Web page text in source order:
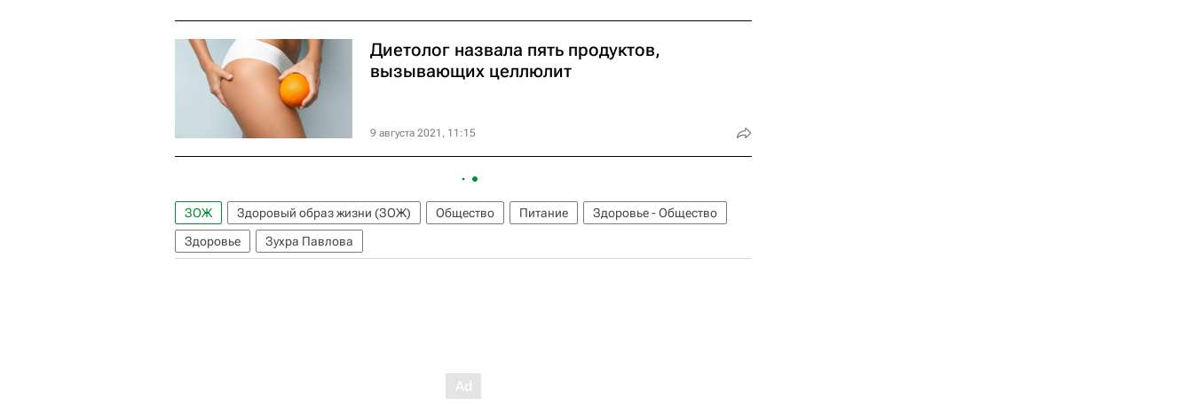
Диетолог назвала пять продуктов,
вызывающих целлюлит
9 августа 2021, 11:15
ЗОЖ Здоровый образ жизни (ЗОЖ) Общество Питание
Здоровье - Общество
Здоровье
Зухра Павлова